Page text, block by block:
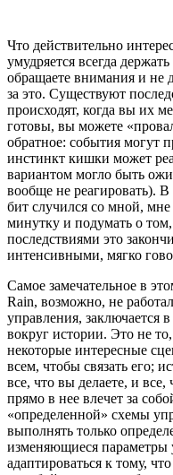
Что действительно
умудряется всегда
обращаете внимания и не
за это. Существуют
происходят, когда вы их
готовы, вы можете
обратное: события могут
инстинкт кишки может
вариантом могло быть
вообще не реагировать).
бит случился со мной, мне
минутку и подумать о
последствиями это
интенсивными, мягко
Самое замечательное в
Rain, возможно, не
управления, заключается
вокруг истории. Это не
некоторые интересные
всем, чтобы связать его;
все, что вы делаете, и
прямо в нее влечет за
«определенной» схемы
выполнять только
изменяющиеся параметры
адаптироваться к тому,